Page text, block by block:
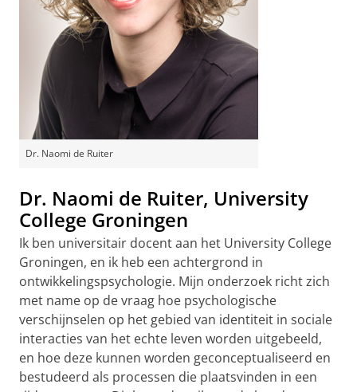
Dr. Naomi de Ruiter
Dr. Naomi de Ruiter, University
College Groningen
Ik ben universitair docent aan het University College
Groningen, en ik heb een achtergrond in
ontwikkelingspsychologie. Mijn onderzoek richt zich
met name op de vraag hoe psychologische
verschijnselen op het gebied van identiteit in sociale
interacties van het echte leven worden uitgebeeld,
en hoe deze kunnen worden geconceptualiseerd en
bestudeerd als processen die plaatsvinden in een